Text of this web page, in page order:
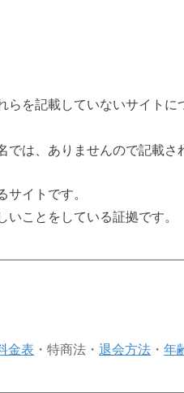
らを記載していないサイトに
は、ありませんので記載さ
サイトです。
ことをしている証拠です。
金表 ・特商法・退会方法 ・年